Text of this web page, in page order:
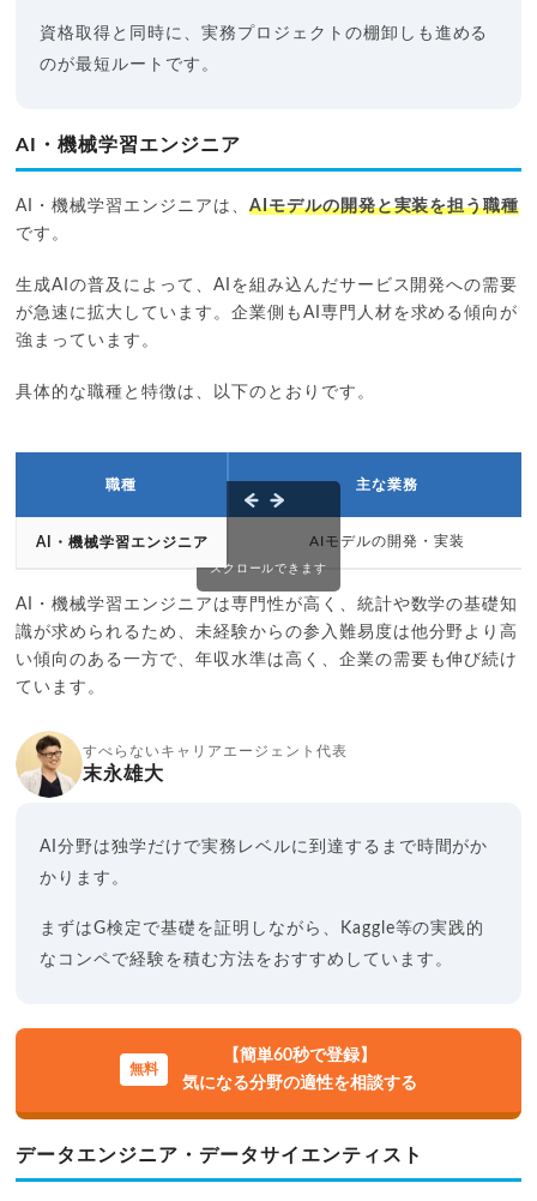
資格取得と同時に、実務プロジェクトの棚卸しも進める
のが最短ルートです。
AI・機械学習エンジニア
AI・機械学習エンジニアは、 AIモデルの開発と実装を担う職種
です。
生成AIの普及によって、AIを組み込んだサービス開発への需要
が急速に拡大しています。企業側もAI専門人材を求める傾向が
強まっています。
具体的な職種と特徴は、以下のとおりです。
職種 主な業務
AI・機械学習エンジニア AIモデルの開発・実装
スクロールできます
AI・機械学習エンジニアは専門性が高く、統計や数学の基礎知
識が求められるため、未経験からの参入難易度は他分野より高
い傾向のある一方で、年収水準は高く、企業の需要も伸び続け
ています。
すべらないキャリアエージェント代表
末永雄大
AI分野は独学だけで実務レベルに到達するまで時間がか
かります。
まずはG検定で基礎を証明しながら、Kaggle等の実践的
なコンペで経験を積む方法をおすすめしています。
【簡単60秒で登録】
気になる分野の適性を相談する
データエンジニア・データサイエンティスト